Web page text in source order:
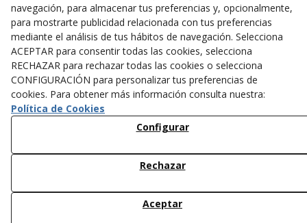
© 08/2026 Cangurs - Todos los derechos reservados.
navegación, para almacenar tus preferencias y, opcionalmente,
para mostrarte publicidad relacionada con tus preferencias
mediante el análisis de tus hábitos de navegación. Selecciona
ACEPTAR para consentir todas las cookies, selecciona
RECHAZAR para rechazar todas las cookies o selecciona
CONFIGURACIÓN para personalizar tus preferencias de
cookies. Para obtener más información consulta nuestra:
Política de Cookies
Configurar
Rechazar
Aceptar